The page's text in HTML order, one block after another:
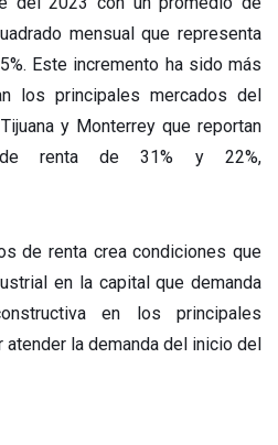
mensual que representa
Este incremento ha sido más
los principales mercados del
y Monterrey que reportan
de renta de 31% y 22%,
de renta crea condiciones que
en la capital que demanda
en los principales
la demanda del inicio del